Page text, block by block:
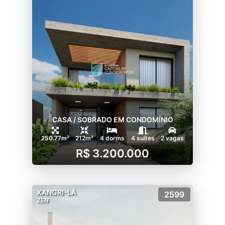
CLUB ZEN
- Decks, piscina com borda infinita e linda
vista para o lago;
- Piscina Indoor com duas raias de 20m;
- Vestiários;
- Fitness equipado para diversas atividades;
- 2 espaços gourmet totalmente decorados
e equipados;
- Pool bar completo e equipado com vista
para o lago;
saibro;
- Quadra de tênis aberta com piso rápido;
CASA / SOBRADO EM CONDOMÍNIO
250.77m² 212m² 4 dorms 4 suítes 2 vagas
R$ 3.200.000
XANGRI-LÁ
ZEN
2599